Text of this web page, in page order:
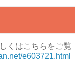
くはこちらをご覧
e603721.html